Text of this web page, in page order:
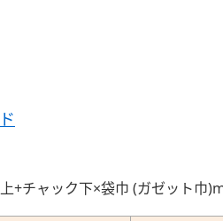
+チャック下×袋巾 (ガゼット巾